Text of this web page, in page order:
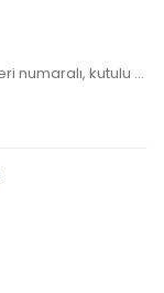
100-105-110-115-120-125-130 cm mevcuttur. Seri numaralı, kutulu ve sertifikalı olarak gönderilecektir.